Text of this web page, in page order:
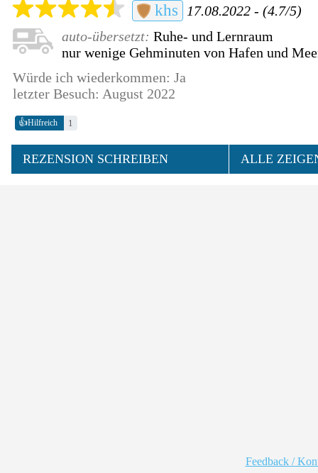
khs
17.08.2022 - (4.7/5)
auto-übersetzt:Ruhe- und Lernraum
nur wenige Gehminuten von Hafen und
Würde ich wiederkommen: Ja
letzter Besuch: August 2022
👍Hilfreich 1
REZENSION SCHREIBEN ALLE
Feedback /